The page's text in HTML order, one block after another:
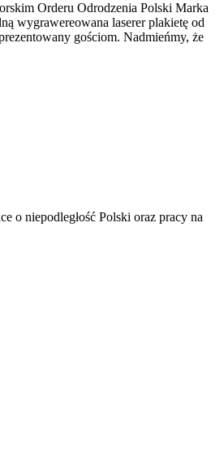
Orderu Odrodzenia Polski Marka
wygrawereowana laserer plakietę od
gościom. Nadmieńmy, że
o niepodległość Polski oraz pracy na